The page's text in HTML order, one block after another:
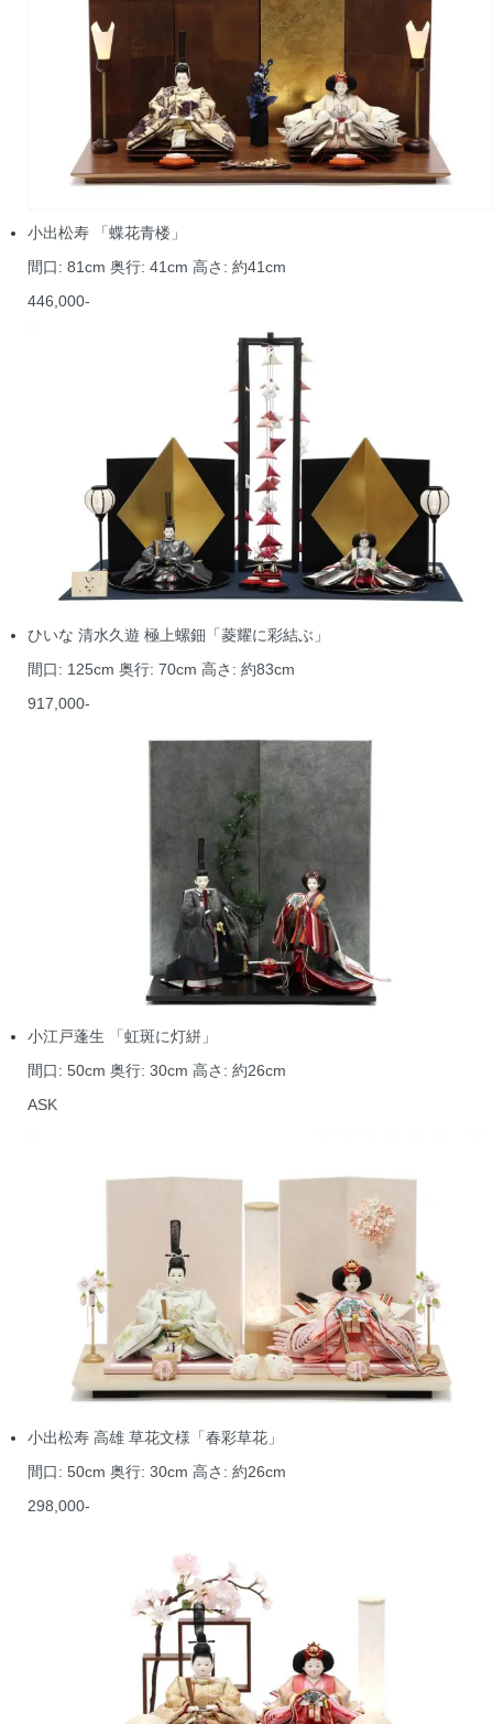
小出松寿 「蝶花青楼」
間口: 81cm 奥行: 41cm 高さ: 約41cm
446,000-
ひいな 清水久遊 極上螺鈿「菱耀に彩結ぶ」
間口: 125cm 奥行: 70cm 高さ: 約83cm
917,000-
小江戸蓬生 「虹斑に灯絣」
間口: 50cm 奥行: 30cm 高さ: 約26cm
ASK
小出松寿 高雄 草花文様「春彩草花」
間口: 50cm 奥行: 30cm 高さ: 約26cm
298,000-